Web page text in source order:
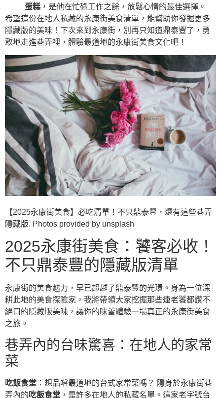
蛋糕 ，是他在忙碌工作之餘，放鬆心情的最佳選擇。
希望這份在地人私藏的永康街美食清單，能幫助你發掘更多
隱藏版的美味！下次來到永康街，別再只知道鼎泰豐了，勇
敢地走進巷弄裡，體驗最道地的永康街美食文化吧！
【2025永康街美食】必吃清單！不只鼎泰豐，還有這些巷弄
隱藏版. Photos provided by unsplash
2025永康街美食：饕客必收！
不只鼎泰豐的隱藏版清單
永康街的美食魅力，早已超越了鼎泰豐的光環。身為一位深
耕此地的美食探險家，我將帶領大家挖掘那些連老饕都讚不
絕口的隱藏版美味，讓你的味蕾體驗一場真正的永康街美食
之旅。
巷弄內的台味驚喜：在地人的家常
菜
吃飯食堂 ：想品嚐最道地的台式家常菜嗎？ 隱身於永康街巷
弄內的 吃飯食堂 ，是許多在地人的私藏名單。這家老字號台